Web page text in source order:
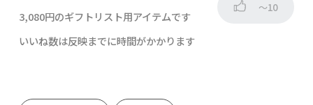
3,080円のギフトリスト用アイテムです
～10
いいね数は反映までに時間がかかります